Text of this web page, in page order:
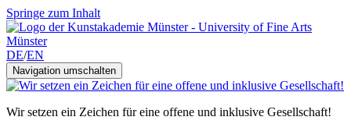
Springe zum Inhalt
DE/EN
Navigation umschalten
Wir setzen ein Zeichen für eine offene und inklusive Gesellschaft!